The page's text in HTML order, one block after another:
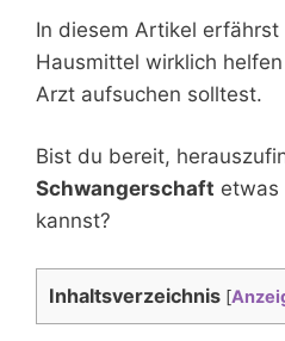
In diesem Artikel erfährst
Hausmittel wirklich
Arzt aufsuchen solltest.
Bist du bereit,
Schwangerschaft etwas
kannst?
Inhaltsverzeichnis [